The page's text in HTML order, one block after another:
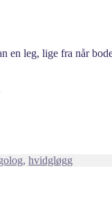
leg, lige fra når
, hvidgløgg